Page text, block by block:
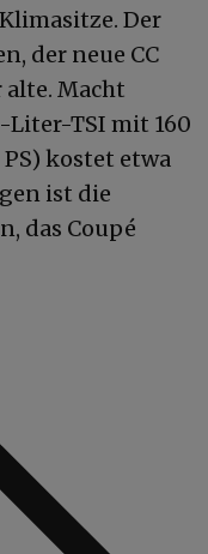
Der
der neue CC
alte. Macht
Liter-TSI mit 160
kostet etwa
ist die
das Coupé